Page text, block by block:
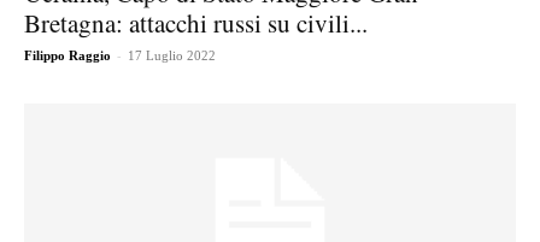
Bretagna: attacchi russi su civili...
Filippo Raggio - 17 Luglio 2022